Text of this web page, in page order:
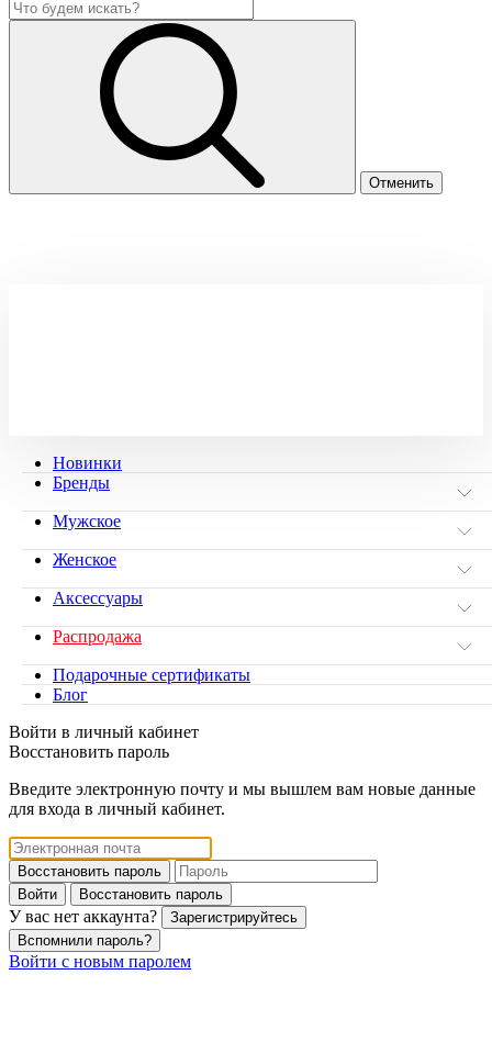
Новинки
Бренды
Мужское
Женское
Аксессуары
Распродажа
Подарочные сертификаты
Блог
Войти в личный кабинет
Восстановить пароль
Введите электронную почту и мы вышлем вам новые данные
для входа в личный кабинет.
Восстановить пароль
Войти
Восстановить пароль
У вас нет аккаунта?
Зарегистрируйтесь
Вспомнили пароль?
Войти с новым паролем